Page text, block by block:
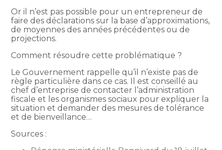
Or il n’est pas possible pour un entrepreneur de
faire des déclarations sur la base d’approximations,
de moyennes des années précédentes ou de
projections.
Comment résoudre cette problématique ?
Le Gouvernement rappelle qu’il n’existe pas de
règle particulière dans ce cas. Il est conseillé au
chef d’entreprise de contacter l’administration
fiscale et les organismes sociaux pour expliquer la
situation et demander des mesures de tolérance
et de bienveillance…
Sources :